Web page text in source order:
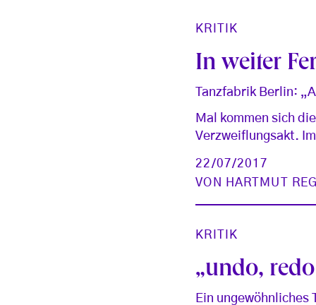
KRITIK
In weiter
Tanzfabrik Berlin:
Mal kommen sich
Verzweiflungsakt.
22/07/2017
VON
HARTMUT
KRITIK
„undo,
Ein